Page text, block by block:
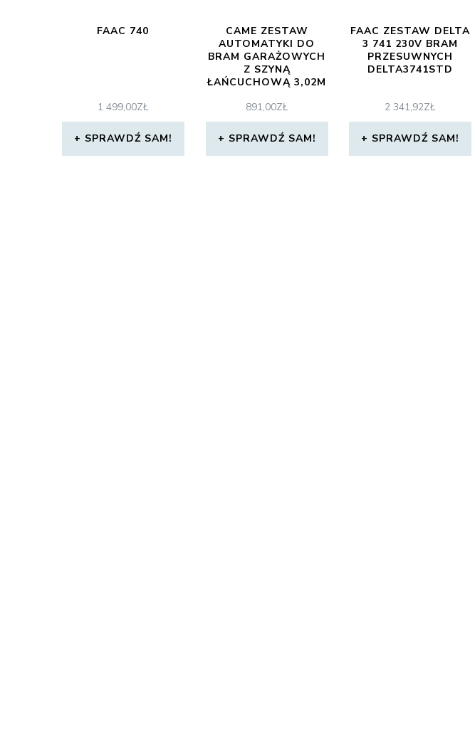
FAAC 740
1 499,00ZŁ
SPRAWDŹ SAM!
CAME ZESTAW
AUTOMATYKI DO
BRAM GARAŻOWYCH
Z SZYNĄ
ŁAŃCUCHOWĄ 3,02M
891,00ZŁ
SPRAWDŹ SAM!
FAAC ZESTAW DELTA
3 741 230V BRAM
PRZESUWNYCH
DELTA3741STD
2 341,92ZŁ
SPRAWDŹ SAM!